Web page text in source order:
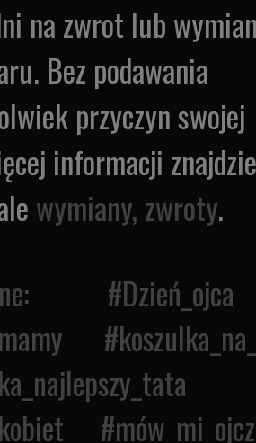
na zwrot lub
Bez podawania
przyczyn swojej
informacji
wymiany, zwroty.
#Dzień_ojca
#
#